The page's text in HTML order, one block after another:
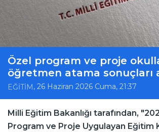
Özel program ve proje
öğretmen atama sonuçları
EĞİTİM , 26 Haziran 2026 Cuma, 21:37
Milli Eğitim Bakanlığı tarafından,
Program ve Proje Uygulayan Eğitim